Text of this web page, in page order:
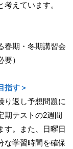
えています。
春期・冬期講習会
）
指す＞
り返し予想問題に
期テストの2週間
す。また、日曜日
な学習時間を確保